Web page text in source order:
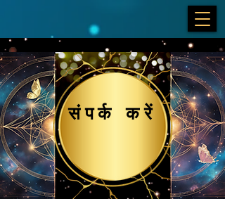
संपर्क करें